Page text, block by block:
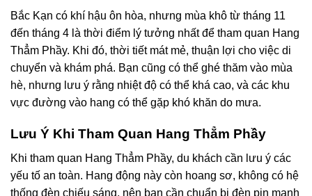
Bắc Kạn có khí hậu ôn hòa, nhưng mùa khô từ tháng 11
đến tháng 4 là thời điểm lý tưởng nhất để tham quan Hang
Thẳm Phầy. Khi đó, thời tiết mát mẻ, thuận lợi cho việc di
chuyển và khám phá. Bạn cũng có thể ghé thăm vào mùa
hè, nhưng lưu ý rằng nhiệt độ có thể khá cao, và các khu
vực đường vào hang có thể gặp khó khăn do mưa.
Lưu Ý Khi Tham Quan Hang Thẳm Phầy
Khi tham quan Hang Thẳm Phầy, du khách cần lưu ý các
yếu tố an toàn. Hang động này còn hoang sơ, không có hệ
thống đèn chiếu sáng, nên bạn cần chuẩn bị đèn pin mạnh